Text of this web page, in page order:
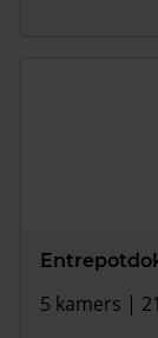
5 kamers |